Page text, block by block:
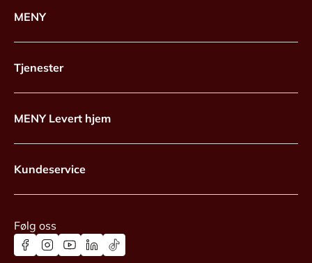
MENY
Tjenester
MENY Levert hjem
Kundeservice
Følg oss